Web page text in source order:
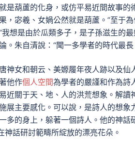
是葫蘆的化身，或仿平易近間故事
，宓羲、女媧公然就是葫蘆。”至于
我想是由於瓜類多子，是子孫滋生的
。朱自清說：“聞一多學者的時代最
神女和朝云、美嫄履年夜人跡以及
他作個人空間為學者的嚴謹和作為詩
近關于天、地、人的洪荒想象。解
展主要感化。可以說，是詩人的想
多的身上，躲著一個詩人。他的神
神話研討範疇所綻放的漂亮花朵。